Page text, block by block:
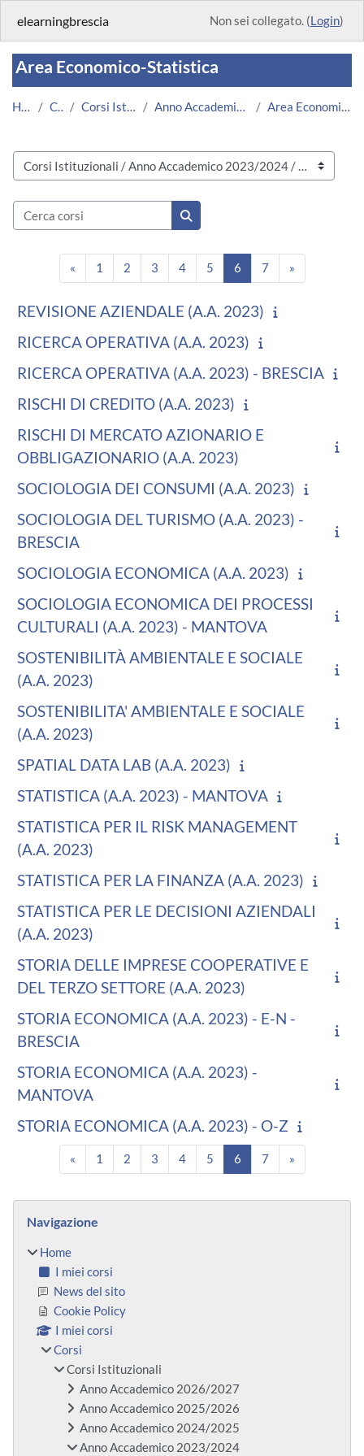
elearningbrescia Non sei collegato. (Login)
Area Economico-Statistica
Home Corsi Corsi Istituzionali Anno Accademico 2023/2024 Area Economico-Statistica
Categorie di corso
Cerca corsi
Cerca corsi
«Pagina precedente
1 Pagina 1
2Pagina 2
3Pagina 3
4Pagina 4
5Pagina 5
6Pagina 6
7Pagina 7
»Pagina
REVISIONE AZIENDALE (A.A. 2023)
RICERCA OPERATIVA (A.A. 2023)
RICERCA OPERATIVA (A.A. 2023) - BRESCIA
RISCHI DI CREDITO (A.A. 2023)
RISCHI DI MERCATO AZIONARIO E
OBBLIGAZIONARIO (A.A. 2023)
SOCIOLOGIA DEI CONSUMI (A.A. 2023)
SOCIOLOGIA DEL TURISMO (A.A. 2023) -
BRESCIA
SOCIOLOGIA ECONOMICA (A.A. 2023)
SOCIOLOGIA ECONOMICA DEI PROCESSI
CULTURALI (A.A. 2023) - MANTOVA
SOSTENIBILITÀ AMBIENTALE E SOCIALE
(A.A. 2023)
SOSTENIBILITA' AMBIENTALE E SOCIALE
(A.A. 2023)
SPATIAL DATA LAB (A.A. 2023)
STATISTICA (A.A. 2023) - MANTOVA
STATISTICA PER IL RISK MANAGEMENT
(A.A. 2023)
STATISTICA PER LA FINANZA (A.A. 2023)
STATISTICA PER LE DECISIONI AZIENDALI
(A.A. 2023)
STORIA DELLE IMPRESE COOPERATIVE E
DEL TERZO SETTORE (A.A. 2023)
STORIA ECONOMICA (A.A. 2023) - E-N -
BRESCIA
STORIA ECONOMICA (A.A. 2023) -
MANTOVA
STORIA ECONOMICA (A.A. 2023) - O-Z
«Pagina precedente
1 Pagina 1
2Pagina 2
3Pagina 3
4Pagina 4
5Pagina 5
6Pagina 6
7Pagina 7
»Pagina
Blocchi
Navigazione
Home
I miei corsi
News del sito
Cookie Policy
I miei corsi
Corsi
Corsi Istituzionali
Anno Accademico 2026/2027
Anno Accademico 2025/2026
Anno Accademico 2024/2025
Anno Accademico 2023/2024